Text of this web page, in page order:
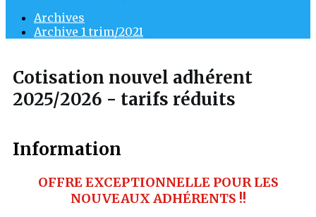
Archives
Archive 1 trim/2021
Cotisation nouvel adhérent
2025/2026 - tarifs réduits
Information
OFFRE EXCEPTIONNELLE POUR LES
NOUVEAUX ADHÉRENTS !!